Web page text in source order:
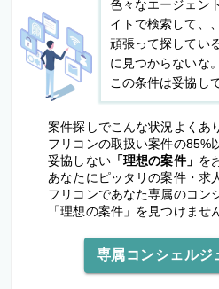
色々なエージェン
イトで検索して、、
頑張って探してい
に見つからないな。
この条件は妥協し
案件探しでこんな状況よくあ
フリコンの取扱い案件の85%
妥協しない「理想の案件」 を
あなたにピッタリの案件・求
フリコンであなた専属のコン
「理想の案件」を見つけませ
専属コンシェルジ